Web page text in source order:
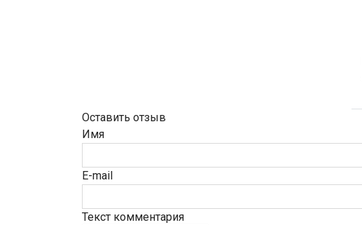
Оставить отзыв
Имя
E-mail
Текст комментария